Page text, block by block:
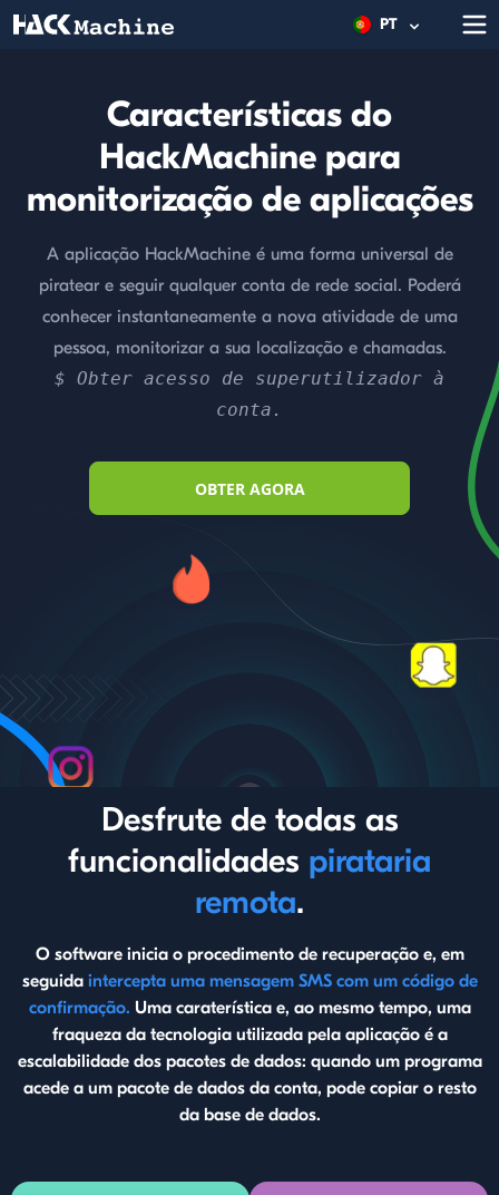
PT
Características do
HackMachine para
monitorização de aplicações
A aplicação HackMachine é uma forma universal de
piratear e seguir qualquer conta de rede social. Poderá
conhecer instantaneamente a nova atividade de uma
pessoa, monitorizar a sua localização e chamadas.
Obter acesso de superutilizador à
conta.
OBTER AGORA
Desfrute de todas as
funcionalidades pirataria
remota.
O software inicia o procedimento de recuperação e, em
seguida intercepta uma mensagem SMS com um código de
confirmação. Uma caraterística e, ao mesmo tempo, uma
fraqueza da tecnologia utilizada pela aplicação é a
escalabilidade dos pacotes de dados: quando um programa
acede a um pacote de dados da conta, pode copiar o resto
da base de dados.